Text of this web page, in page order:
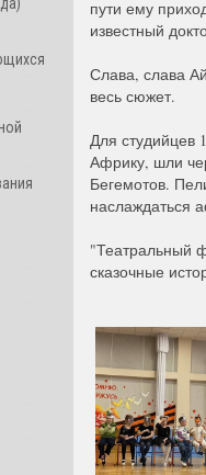
пути ему
известный
Слава, слава
весь сюжет.
Для студийцев
Африку, шли
Бегемотов.
наслаждаться
"Театральный
сказочные